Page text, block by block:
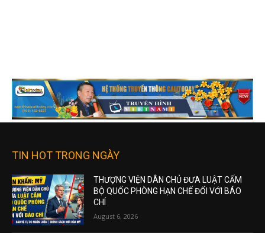
TIN HOT TRONG NGÀY
THƯỢNG VIỆN DÂN CHỦ ĐƯA LUẬT CẤM
BỘ QUỐC PHÒNG HẠN CHẾ ĐỐI VỚI BÁO
CHÍ
August 6, 2026